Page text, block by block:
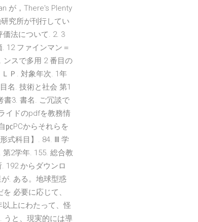
が，There's Plenty
究所が刊行してい
法について. 2. 3
12 ファインマン＝
ンスで多用 2 番目の
Ｐ. 対象年次. 1年
名. 技術と社会 第1
書3. 書名. ご冗談で
イドのpdfを教務情
㍶PCからそれらを
式科目】. 84. Ⅲ 学
2学年. 155. 総合教
192 からダウンロ
. ある。地球型惑
必要に応じて、
上にわたって、怪
うと、現実的には導